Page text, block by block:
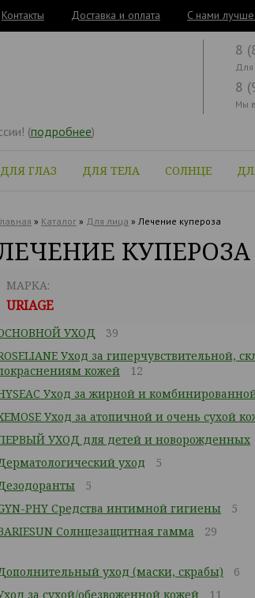
Контакты Доставка и оплата C нами
(подробнее)
ДЛЯ ГЛАЗ ДЛЯ ТЕЛА СОЛНЦЕ
8
Для
8
Мы
» Каталог » Для лица » Лечение купероза
КУПЕРОЗА
МАРКА:
URIAGE
УХОД
39
Уход за гиперчувствительной,
кожей
12
Уход за жирной и
Уход за атопичной и очень сухой
УХОД для детей и новорожденных
уход
5
5
PHY Средства интимной гигиены
5
Солнцезащитная гамма
29
уход (маски, скрабы)
6
за сухой/обезвоженной кожей
11